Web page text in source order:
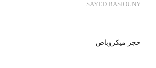
SAYED BASIOUNY
حجز ميكروباص